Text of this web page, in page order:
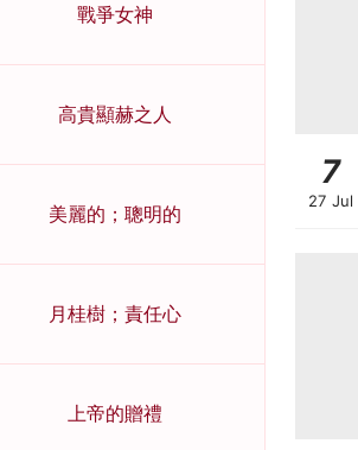
戰爭女神
高貴顯赫之人
美麗的；聰明的
月桂樹；責任心
上帝的贈禮
7
27 Jul